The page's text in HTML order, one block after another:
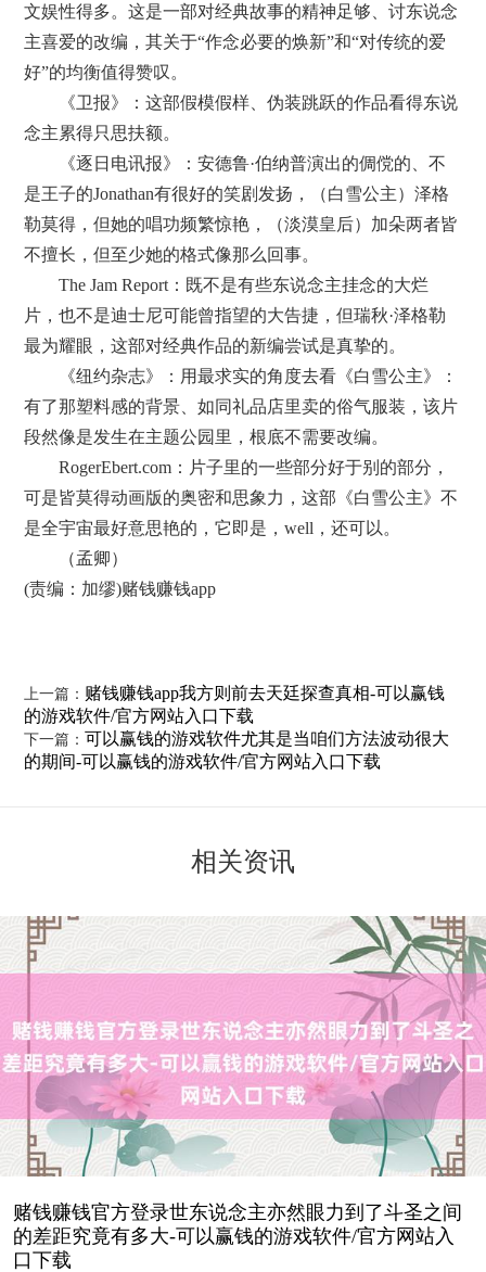
文娱性得多。这是一部对经典故事的精神足够、讨东说念
主喜爱的改编，其关于“作念必要的焕新”和“对传统的爱
好”的均衡值得赞叹。
《卫报》：这部假模假样、伪装跳跃的作品看得东说
念主累得只思扶额。
《逐日电讯报》：安德鲁·伯纳普演出的倜傥的、不
是王子的Jonathan有很好的笑剧发扬，（白雪公主）泽格
勒莫得，但她的唱功频繁惊艳，（淡漠皇后）加朵两者皆
不擅长，但至少她的格式像那么回事。
The Jam Report：既不是有些东说念主挂念的大烂
片，也不是迪士尼可能曾指望的大告捷，但瑞秋·泽格勒
最为耀眼，这部对经典作品的新编尝试是真挚的。
《纽约杂志》：用最求实的角度去看《白雪公主》：
有了那塑料感的背景、如同礼品店里卖的俗气服装，该片
段然像是发生在主题公园里，根底不需要改编。
RogerEbert.com：片子里的一些部分好于别的部分，
可是皆莫得动画版的奥密和思象力，这部《白雪公主》不
是全宇宙最好意思艳的，它即是，well，还可以。
（孟卿）
(责编：加缪)赌钱赚钱app
上一篇： 赌钱赚钱app我方则前去天廷探查真相-可以赢钱
的游戏软件/官方网站入口下载
下一篇： 可以赢钱的游戏软件尤其是当咱们方法波动很大
的期间-可以赢钱的游戏软件/官方网站入口下载
相关资讯
赌钱赚钱官方登录世东说念主亦然眼力到了斗圣之间
的差距究竟有多大-可以赢钱的游戏软件/官方网站入
口下载